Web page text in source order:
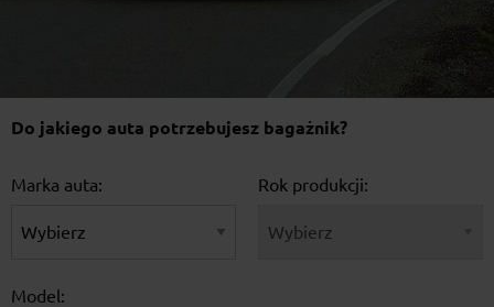
Do jakiego auta potrzebujesz bagażnik?
Marka auta: Rok produkcji:
Model: